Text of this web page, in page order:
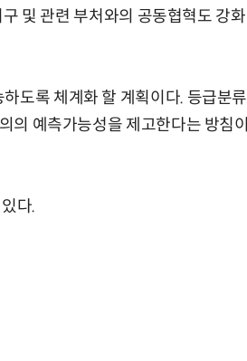
및 관련 부처와의 공동협혁도 강화
도록 체계화 할 계획이다. 등급분류
의 예측가능성을 제고한다는 방침이
다.